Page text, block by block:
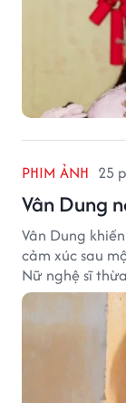
PHIM ẢNH 25
Vân Dung
Vân Dung
cảm xúc sau
Nữ nghệ sĩ
mẹ không phải
chứng kiến